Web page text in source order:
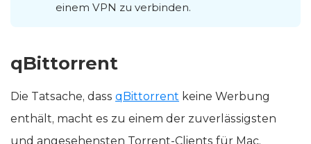
einem VPN zu verbinden.
qBittorrent
Die Tatsache, dass qBittorrent keine Werbung
enthält, macht es zu einem der zuverlässigsten
und angesehensten Torrent-Clients für Mac.